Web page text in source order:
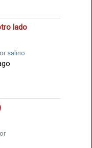
lado
salino